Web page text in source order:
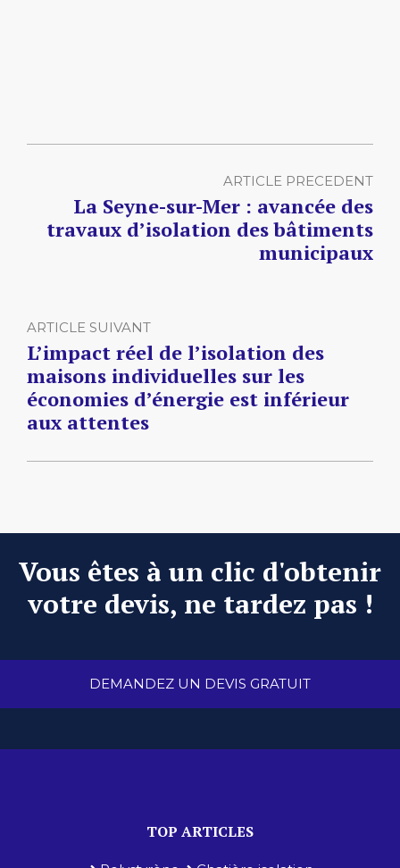
ARTICLE PRECEDENT
La Seyne-sur-Mer : avancée des
travaux d’isolation des bâtiments
municipaux
ARTICLE SUIVANT
L’impact réel de l’isolation des
maisons individuelles sur les
économies d’énergie est inférieur
aux attentes
Vous êtes à un clic d'obtenir
votre devis, ne tardez pas !
DEMANDEZ UN DEVIS GRATUIT
TOP ARTICLES